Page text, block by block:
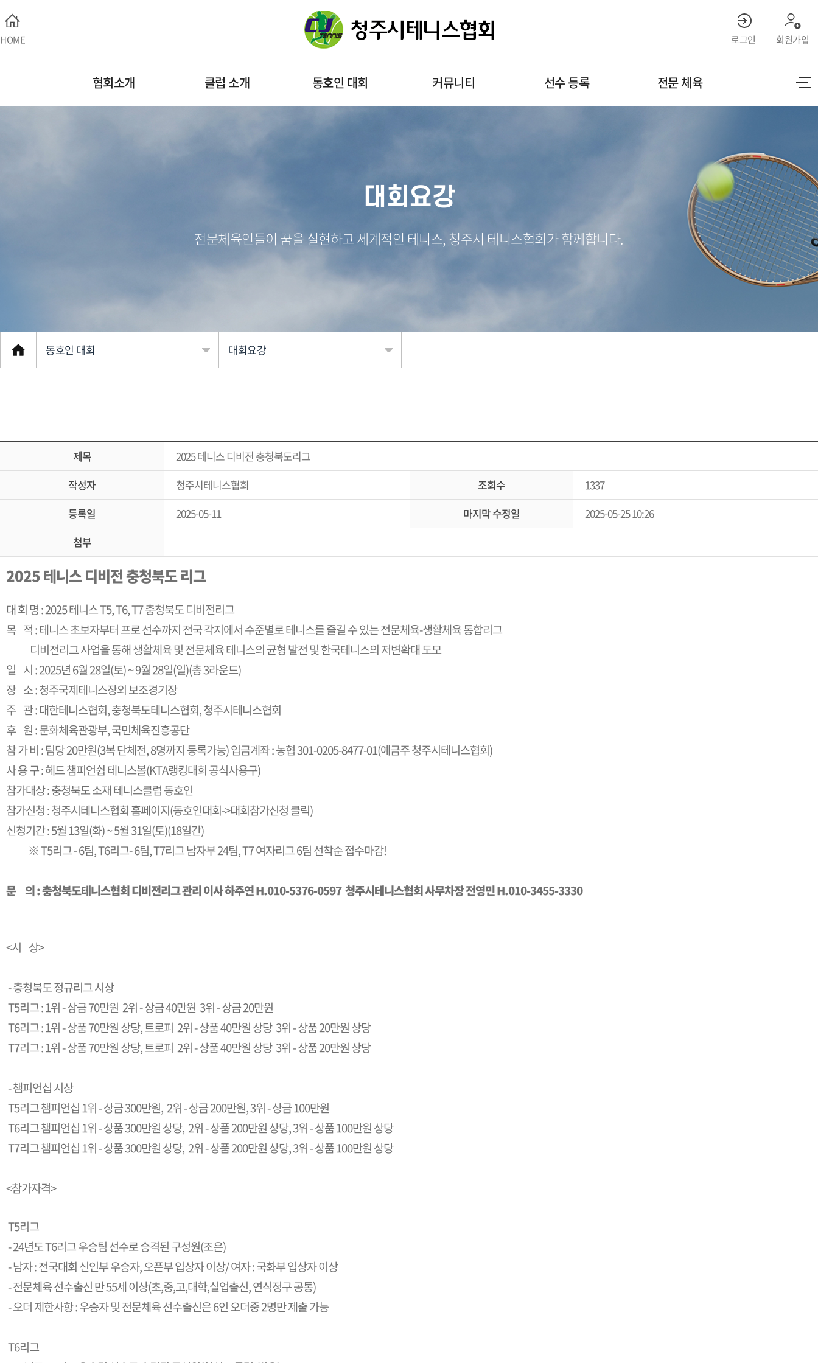
HOME 로그인 회원가입
협회소개 클럽 소개 동호인 대회 커뮤니티 선수 등록 전문 체육
대회요강
전문체육인들이 꿈을 실현하고 세계적인 테니스, 청주시 테니스협회가 함께합니다.
동호인 대회
동호인 대회
커뮤니티
선수 등록
전문 체육
대회요강
대회참가신청
참가신청조회
제목
2025 테니스 디비전 충청북도리그
작성자
청주시테니스협회 조회수
1337
등록일
2025-05-11 마지막 수정일
2025-05-25 10:26
첨부
2025 테니스 디비전 충청북도 리그
대 회 명 : 2025 테니스 T5, T6, T7 충청북도 디비전리그
목 적 : 테니스 초보자부터 프로 선수까지 전국 각지에서 수준별로 테니스를 즐길 수 있는 전문체육-생활체육 통합리그
디비전리그 사업을 통해 생활체육 및 전문체육 테니스의 균형 발전 및 한국테니스의 저변확대 도모
일 시 : 2025년 6월 28일(토) ~ 9월 28일(일)(총 3라운드)
장 소 : 청주국제테니스장외 보조경기장
주 관 : 대한테니스협회, 충청북도테니스협회, 청주시테니스협회
후 원 : 문화체육관광부, 국민체육진흥공단
참 가 비 : 팀당 20만원(3복 단체전, 8명까지 등록가능)입금계좌 : 농협 301-0205-8477-01(예금주 청주시테니스협회)
사 용 구 : 헤드 챔피언쉽 테니스볼(KTA랭킹대회 공식사용구)
참가대상 : 충청북도 소재 테니스클럽 동호인
참가신청 : 청주시테니스협회 홈페이지(동호인대회->대회참가신청 클릭)
신청기간 : 5월 13일(화) ~ 5월 31일(토)(18일간)
※ T5리그 - 6팀, T6리그- 6팀, T7리그 남자부 24팀, T7 여자리그 6팀 선착순 접수마감!
문 의 : 충청북도테니스협회 디비전리그 관리 이사 하주연 H.010-5376-0597청주시테니스협회 사무차장 전영민 H.010-3455-3330
<시 상>
- 충청북도 정규리그 시상
T5리그 : 1위 - 상금 70만원 2위 - 상금 40만원 3위 - 상금 20만원
T6리그 : 1위 - 상품 70만원 상당, 트로피 2위 - 상품 40만원 상당 3위 - 상품 20만원 상당
T7리그 : 1위 - 상품 70만원 상당, 트로피 2위 - 상품 40만원 상당 3위 - 상품 20만원 상당
- 챔피언십 시상
T5리그 챔피언십 1위 - 상금 300만원, 2위 - 상금 200만원, 3위 - 상금 100만원
T6리그 챔피언십 1위 - 상품 300만원 상당, 2위 - 상품 200만원 상당, 3위 - 상품 100만원 상당
T7리그 챔피언십 1위 - 상품 300만원 상당, 2위 - 상품 200만원 상당, 3위 - 상품 100만원 상당
<참가자격>
T5리그
- 24년도 T6리그 우승팀 선수로 승격된 구성원(조은)
- 남자 : 전국대회 신인부 우승자, 오픈부 입상자 이상/ 여자 : 국화부 입상자 이상
- 전문체육 선수출신 만 55세 이상(초,중,고,대학,실업출신, 연식정구 공통)
- 오더 제한사항 : 우승자 및 전문체육 선수출신은 6인 오더중 2명만 제출 가능
T6리그